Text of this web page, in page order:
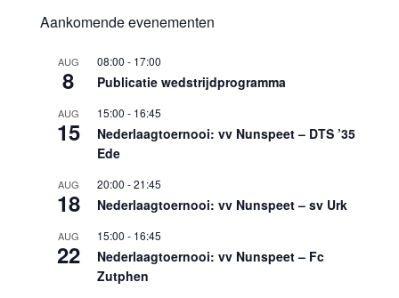
Aankomende evenementen
AUG
8
08:00 - 17:00
Publicatie wedstrijdprogramma
AUG
15
15:00 - 16:45
Nederlaagtoernooi: vv Nunspeet – DTS ’35
Ede
AUG
18
20:00 -21:45
Nederlaagtoernooi: vv Nunspeet – sv Urk
AUG
22
15:00 - 16:45
Nederlaagtoernooi: vv Nunspeet – Fc
Zutphen